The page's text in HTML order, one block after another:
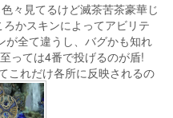
々見てるけど滅茶苦茶豪華じ
かスキンによってアビリテ
が全て違うし、バグかも知れ
っては4番で投げるのが盾!
これだけ各所に反映されるの